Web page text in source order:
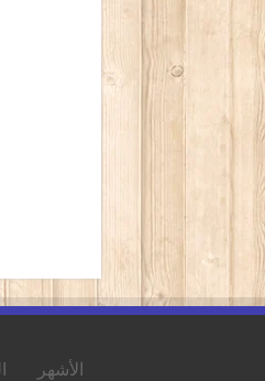
الأشهر